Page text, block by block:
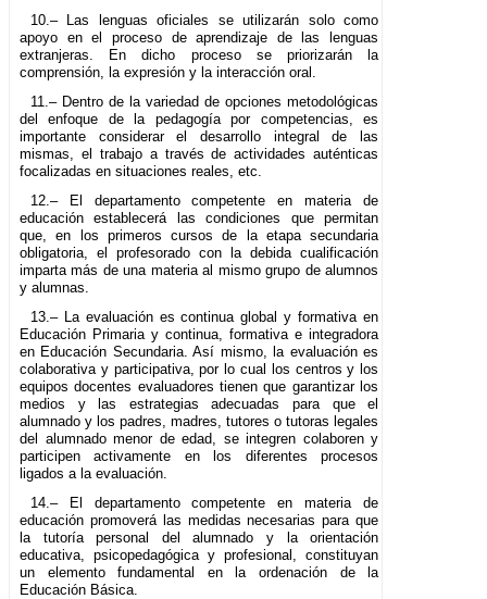
10.– Las lenguas oficiales se utilizarán solo como
apoyo en el proceso de aprendizaje de las lenguas
extranjeras. En dicho proceso se priorizarán la
comprensión, la expresión y la interacción oral.
11.– Dentro de la variedad de opciones metodológicas
del enfoque de la pedagogía por competencias, es
importante considerar el desarrollo integral de las
mismas, el trabajo a través de actividades auténticas
focalizadas en situaciones reales, etc.
12.– El departamento competente en materia de
educación establecerá las condiciones que permitan
que, en los primeros cursos de la etapa secundaria
obligatoria, el profesorado con la debida cualificación
imparta más de una materia al mismo grupo de alumnos
y alumnas.
13.– La evaluación es continua global y formativa en
Educación Primaria y continua, formativa e integradora
en Educación Secundaria. Así mismo, la evaluación es
colaborativa y participativa, por lo cual los centros y los
equipos docentes evaluadores tienen que garantizar los
medios y las estrategias adecuadas para que el
alumnado y los padres, madres, tutores o tutoras legales
del alumnado menor de edad, se integren colaboren y
participen activamente en los diferentes procesos
ligados a la evaluación.
14.– El departamento competente en materia de
educación promoverá las medidas necesarias para que
la tutoría personal del alumnado y la orientación
educativa, psicopedagógica y profesional, constituyan
un elemento fundamental en la ordenación de la
Educación Básica.